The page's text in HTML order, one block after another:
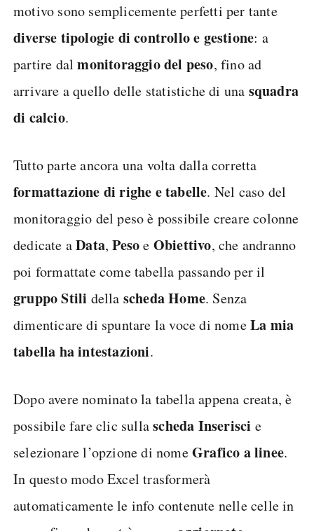
motivo sono semplicemente perfetti per tante
diverse tipologie di controllo e gestione: a
partire dalmonitoraggio del peso, fino ad
arrivare a quello delle statistiche di una squadra
di calcio.
Tutto parte ancora una volta dalla corretta
formattazione di righe e tabelle. Nel caso del
monitoraggio del peso è possibile creare colonne
dedicate aData,Pesoe Obiettivo, che andranno
poi formattate come tabella passando per il
gruppo Stili della scheda Home. Senza
dimenticare di spuntare la voce di nomeLa mia
tabella ha intestazioni.
Dopo avere nominato la tabella appena creata, è
possibile fare clic sullascheda Inserisci e
selezionare l’opzione di nomeGrafico a linee.
In questo modo Excel trasformerà
automaticamente le info contenute nelle celle in